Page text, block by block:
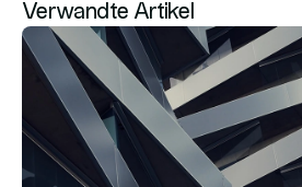
Verwandte Artikel